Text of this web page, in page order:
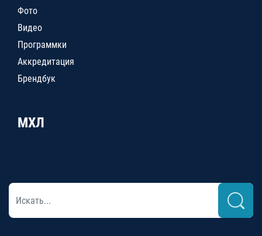
Фото
Видео
Программки
Аккредитация
Брендбук
МХЛ